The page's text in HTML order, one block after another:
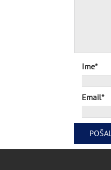
Ime*
Email*